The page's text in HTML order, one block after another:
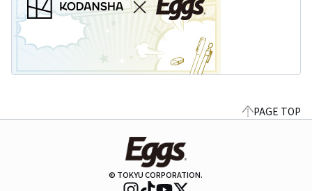
PAGE TOP
© TOKYU CORPORATION.